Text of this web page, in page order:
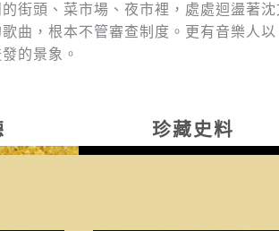
街頭、菜市場、夜市裡，處處迴盪著
曲，根本不管審查制度。更有音樂人
的景象。
珍藏史料